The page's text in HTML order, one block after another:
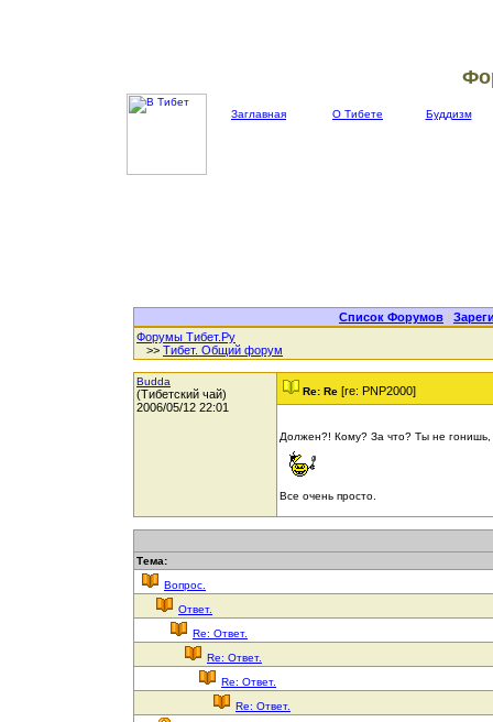
Заглавная О Тибете Буддизм
Список Форумов |
Форумы Тибет.Ру
>> Тибет. Общий форум
Budda
(Тибетский чай)
2006/05/12 22:01
Re: Re [re: PNP2000]
Должен?! Кому? За что? Ты не гонишь,
Все очень просто.
Тема:
Вопрос.
Ответ.
Re: Ответ.
Re: Ответ.
Re: Ответ.
Re: Ответ.